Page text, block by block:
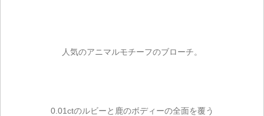
人気のアニマルモチーフのブローチ。
0.01ctのルビーと鹿のボディーの全面を覆う